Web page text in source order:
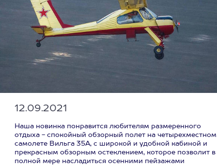
12.09.2021
Наша новинка понравится любителям размеренного
отдыха - спокойный обзорный полет на четырехместном
самолете Вильга 35А, с широкой и удобной кабиной и
прекрасным обзорным остеклением, которое позволит в
полной мере насладиться осенними пейзажами